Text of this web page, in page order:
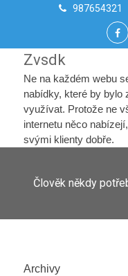
987654321
Zvsdk
Ne na každém webu
nabídky, které by bylo
využívat. Protože ne
internetu něco
svými klienty dobře.
Člověk někdy
Archivy